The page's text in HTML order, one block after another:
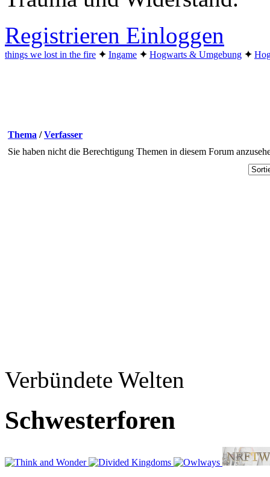
Registrieren Einloggen
things we lost in the fire ✦︎ Ingame ✦︎ Hogwarts & Umgebung ✦︎
Thema /Verfasser
Sie haben nicht die Berechtigung Themen in diesem Forum
Verbündete Welten
Schwesterforen